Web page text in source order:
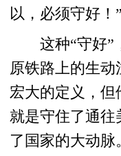
以，必须守好！
这种“守好”，
原铁路上的生
宏大的定义，但
就是守住了通往
了国家的大动脉